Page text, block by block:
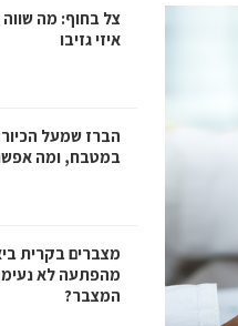
צל בחוף: מה
איזי גזיבו
הברז שמעל
במטבח, ומה
מצברים בקרית
מהפתעה לא
המצבר?